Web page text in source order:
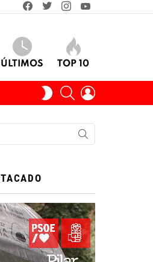
ÚLTIMOS TOP 10
SWITCH
SKIN
BUSCAR